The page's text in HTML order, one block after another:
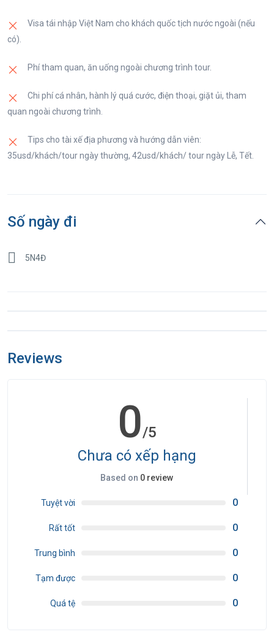
Visa tái nhập Việt Nam cho khách quốc tịch nước ngoài (nếu
có).
Phí tham quan, ăn uống ngoài chương trình tour.
Chi phí cá nhân, hành lý quá cước, điện thoại, giặt ủi, tham
quan ngoài chương trình.
Tips cho tài xế địa phương và hướng dẫn viên:
35usd/khách/tour ngày thường, 42usd/khách/ tour ngày Lễ, Tết.
Số ngày đi
5N4Đ
Reviews
0/5
Chưa có xếp hạng
Based on 0 review
Tuyệt vời 0
Rất tốt 0
Trung bình 0
Tạm được 0
Quá tệ 0